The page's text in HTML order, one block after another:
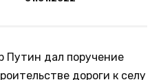
дал поручение
дороги к селу